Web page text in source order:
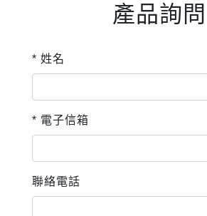
產品詢問
* 姓名
* 電子信箱
聯絡電話